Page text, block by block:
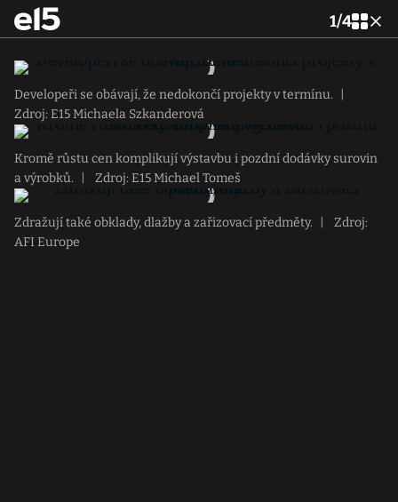
1/4
Developeři se obávají, že nedokončí projekty v termínu.
Zdroj: E15 Michaela Szkanderová
Kromě růstu cen komplikují výstavbu i pozdní dodávky surovin
a výrobků.
Zdroj: E15 Michael Tomeš
Zdražují také obklady, dlažby a zařizovací předměty.
Zdroj:
AFI Europe